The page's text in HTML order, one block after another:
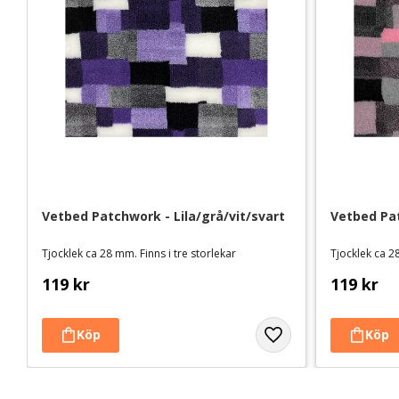
Vetbed Patchwork - Lila/grå/vit/svart
Tjocklek ca 28 mm. Finns i tre storlekar
119 kr
Vetbed
Tjocklek ca
119 kr